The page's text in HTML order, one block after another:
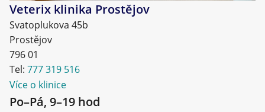
Veterix klinika Prostějov
Svatoplukova 45b
Prostějov
796 01
Tel: 777 319 516
Více o klinice
Po–Pá, 9–19 hod